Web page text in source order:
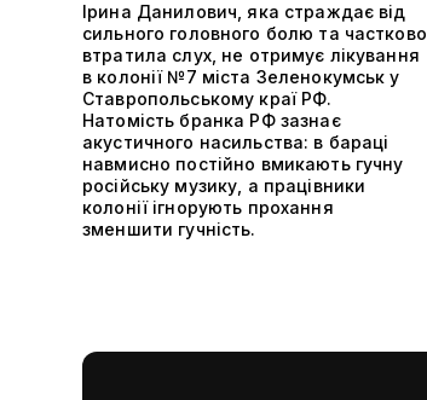
Ірина Данилович, яка страждає від
сильного головного болю та частково
втратила слух, не отримує лікування
в колонії №7 міста Зеленокумськ у
Ставропольському краї РФ.
Натомість бранка РФ зазнає
акустичного насильства: в бараці
навмисно постійно вмикають гучну
російську музику, а працівники
колонії ігнорують прохання
зменшити гучність.